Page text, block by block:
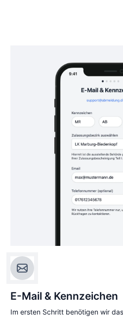
E-Mail & Kennzeichen
Im ersten Schritt benötigen wir